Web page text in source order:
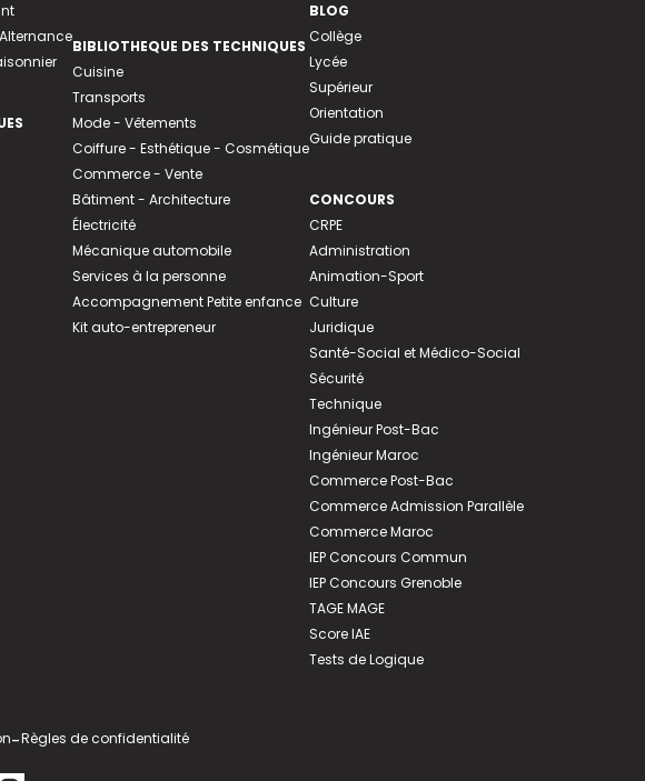
BIBLIOTHEQUE DES TECHNIQUES
Cuisine
Transports
Mode - Vêtements
Coiffure - Esthétique - Cosmétique
Commerce - Vente
Bâtiment - Architecture
Électricité
Mécanique automobile
Services à la personne
Accompagnement Petite enfance
Kit auto-entrepreneur
BLOG
Collège
Lycée
Supérieur
Orientation
Guide pratique
CONCOURS
CRPE
Administration
Animation-Sport
Culture
Juridique
Santé-Social et Médico-Social
Sécurité
Technique
Ingénieur Post-Bac
Ingénieur Maroc
Commerce Post-Bac
Commerce Admission Parallèle
Commerce Maroc
IEP Concours Commun
IEP Concours Grenoble
TAGE MAGE
Score IAE
Tests de Logique
-Règles de confidentialité